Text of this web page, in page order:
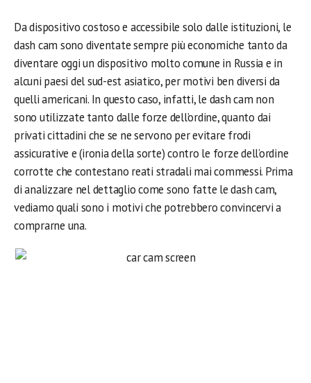
Da dispositivo costoso e accessibile solo dalle istituzioni, le
dash cam sono diventate sempre più economiche tanto da
diventare oggi un dispositivo molto comune in Russia e in
alcuni paesi del sud-est asiatico, per motivi ben diversi da
quelli americani. In questo caso, infatti, le dash cam non
sono utilizzate tanto dalle forze dell’ordine, quanto dai
privati cittadini che se ne servono per evitare frodi
assicurative e (ironia della sorte) contro le forze dell’ordine
corrotte che contestano reati stradali mai commessi. Prima
di analizzare nel dettaglio come sono fatte le dash cam,
vediamo quali sono i motivi che potrebbero convincervi a
comprarne una.